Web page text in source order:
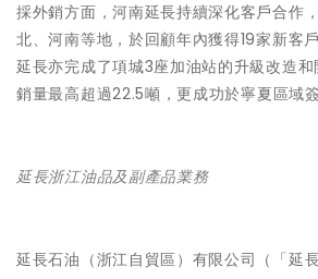
採外銷方面，河南延長持續深化客戶合作
北、河南等地，於回顧年內獲得19家新客
延長亦完成了項城3座加油站的升級改造
銷量最高超過22.5噸，更成功於寧夏區域
延長浙江油品及副產品業務
延長石油（浙江自貿區）有限公司（「延